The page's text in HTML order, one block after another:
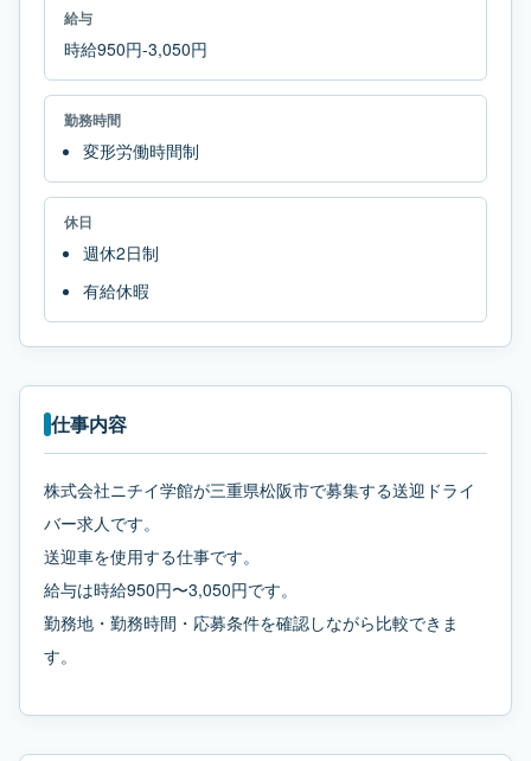
給与
時給950円-3,050円
勤務時間
変形労働時間制
休日
週休2日制
有給休暇
仕事内容
株式会社ニチイ学館が三重県松阪市で募集する送迎ドライ
バー求人です。
送迎車を使用する仕事です。
給与は時給950円〜3,050円です。
勤務地・勤務時間・応募条件を確認しながら比較できま
す。